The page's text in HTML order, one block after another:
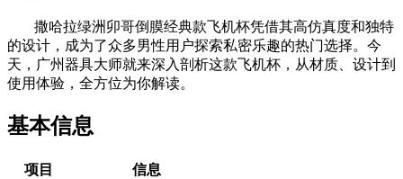
撒哈拉绿洲卯哥倒膜经典款飞机杯凭借其高仿真度和独特
的设计，成为了众多男性用户探索私密乐趣的热门选择。今
天，广州器具大师就来深入剖析这款飞机杯，从材质、设计到
使用体验，全方位为你解读。
基本信息
项目
信息